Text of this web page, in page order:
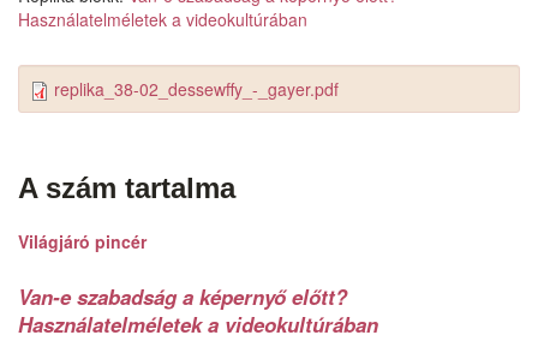
Használatelméletek a videokultúrában
replika_38-02_dessewffy_-_gayer.pdf
A szám tartalma
Világjáró pincér
Van-e szabadság a képernyő előtt?
Használatelméletek a videokultúrában